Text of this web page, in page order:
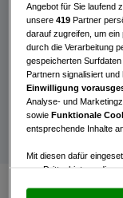
Der Golfclub
Schauplatz der
Amateur
Teilnehmer und
Österreich aber
Schweiz -
Angebot für Sie laufend
unsere419 Partner
darauf zugreifen, um
durch die Verarbeitung
gespeicherten
Partnern signalisiert
Einwilligung
Analyse- und
sowieFunktionale
entsprechende Inhalte
Mit diesen dafür
von Drittanbietern, die